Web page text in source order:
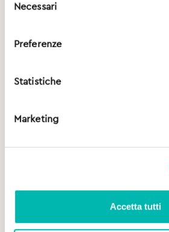
delNecessari
Preferenze
Statistiche
Marketing
Accetta tutti